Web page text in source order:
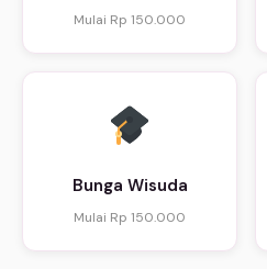
Mulai Rp 150.000
Bunga Wisuda
Mulai Rp 150.000